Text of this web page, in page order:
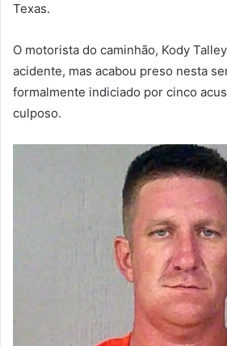
Texas.
O motorista do caminhão, Kody
acidente, mas acabou preso nesta
formalmente indiciado por cinco
culposo.